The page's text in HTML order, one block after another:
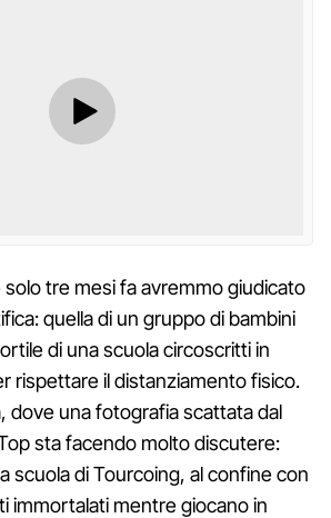
tre mesi fa avremmo giudicato
quella di un gruppo di bambini
di una scuola circoscritti in
rispettare il distanziamento fisico.
dove una fotografia scattata dal
sta facendo molto discutere:
scuola di Tourcoing, al confine con
immortalati mentre giocano in